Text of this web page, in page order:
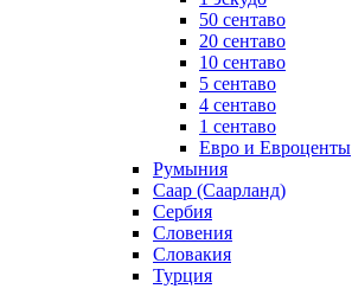
50 сентаво
20 сентаво
10 сентаво
5 сентаво
4 сентаво
1 сентаво
Евро и Евроценты
Румыния
Саар (Саарланд)
Сербия
Словения
Словакия
Турция